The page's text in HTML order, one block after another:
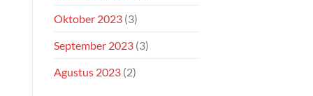
Oktober 2023 (3)
September 2023 (3)
Agustus 2023 (2)